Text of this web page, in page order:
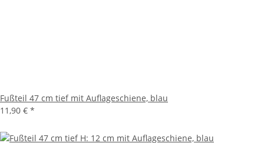
Fußteil 47 cm tief mit Auflageschiene, blau
11,90 € *